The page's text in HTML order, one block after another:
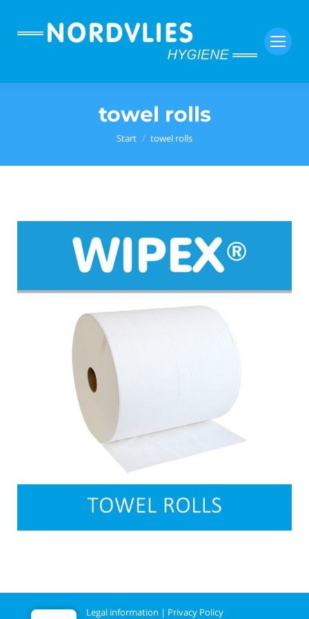
towel rolls
Sie befinden sich hier:Start towel rolls
Legal information | Privacy Policy